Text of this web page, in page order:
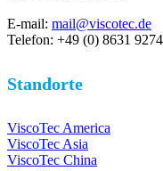
E-mail: mail@viscotec.de
Telefon: +49 (0) 8631
Standorte
ViscoTec America
ViscoTec Asia
ViscoTec China